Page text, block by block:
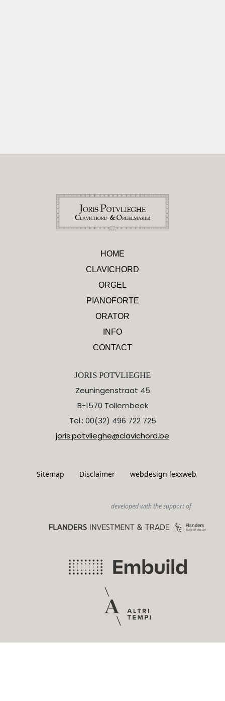
HOME
CLAVICHORD
ORGEL
PIANOFORTE
ORATOR
INFO
CONTACT
JORIS POTVLIEGHE
Zeuningenstraat 45
B-1570 Tollembeek
Tel.: 00(32) 496 722 725
joris.potvlieghe@clavichord.be
Sitemap Disclaimer webdesign lexxweb
developed with the support of